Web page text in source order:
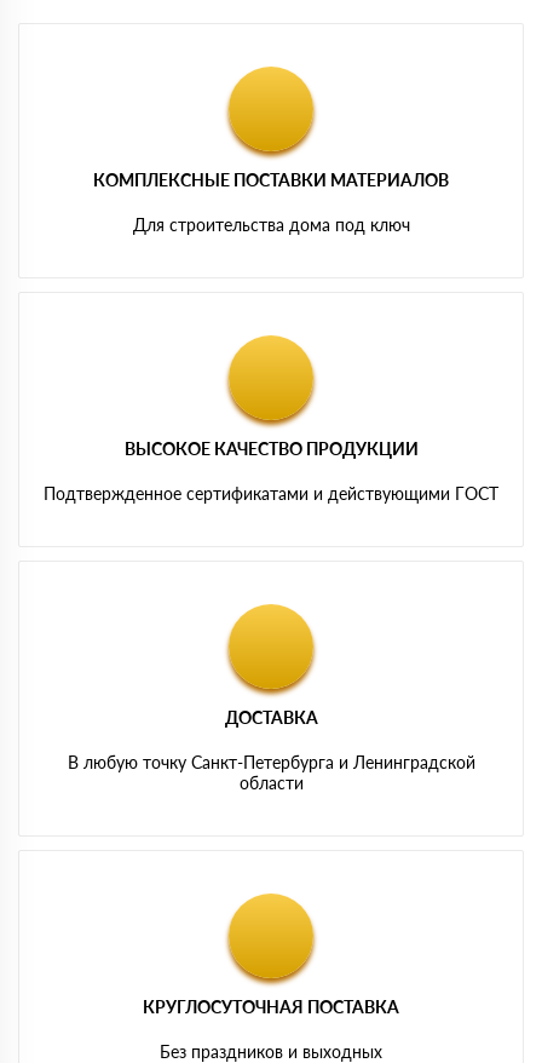
КОМПЛЕКСНЫЕ ПОСТАВКИ МАТЕРИАЛОВ
Для строительства дома под ключ
ВЫСОКОЕ КАЧЕСТВО ПРОДУКЦИИ
Подтвержденное сертификатами и действующими ГОСТ
ДОСТАВКА
В любую точку Санкт-Петербурга и Ленинградской
области
КРУГЛОСУТОЧНАЯ ПОСТАВКА
Без праздников и выходных